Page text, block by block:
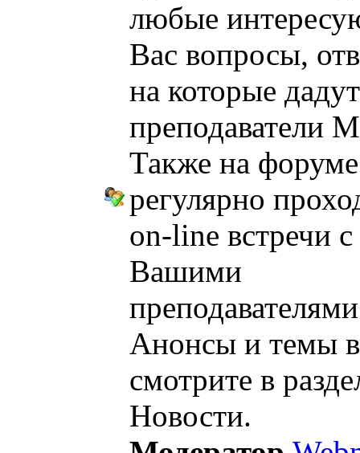
любые
Вас вопросы,
на которые дадут
преподаватели
Также на форуме
регулярно
on-line встречи с
Вашими
Анонсы и темы
смотрите в
Новости.